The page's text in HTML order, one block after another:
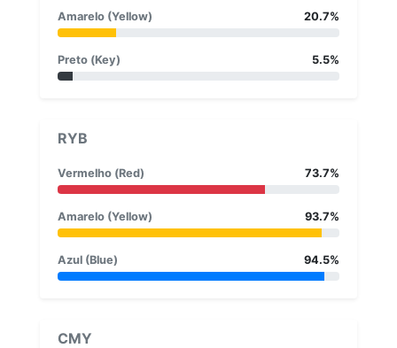
Amarelo (Yellow) 20.7%
Preto (Key) 5.5%
RYB
Vermelho (Red) 73.7%
Amarelo (Yellow) 93.7%
Azul (Blue) 94.5%
CMY